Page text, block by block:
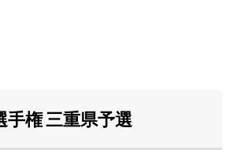
手権 三重県予選